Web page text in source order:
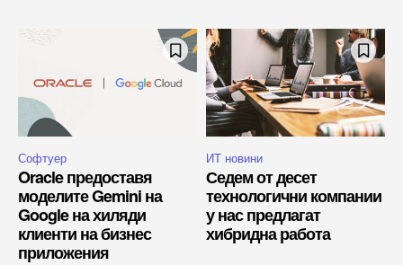
Софтуер
Oracle предоставя
моделите Gemini на
Google на хиляди
клиенти на бизнес
приложения
ИТ новини
Седем от десет
технологични компании
у нас предлагат
хибридна работа